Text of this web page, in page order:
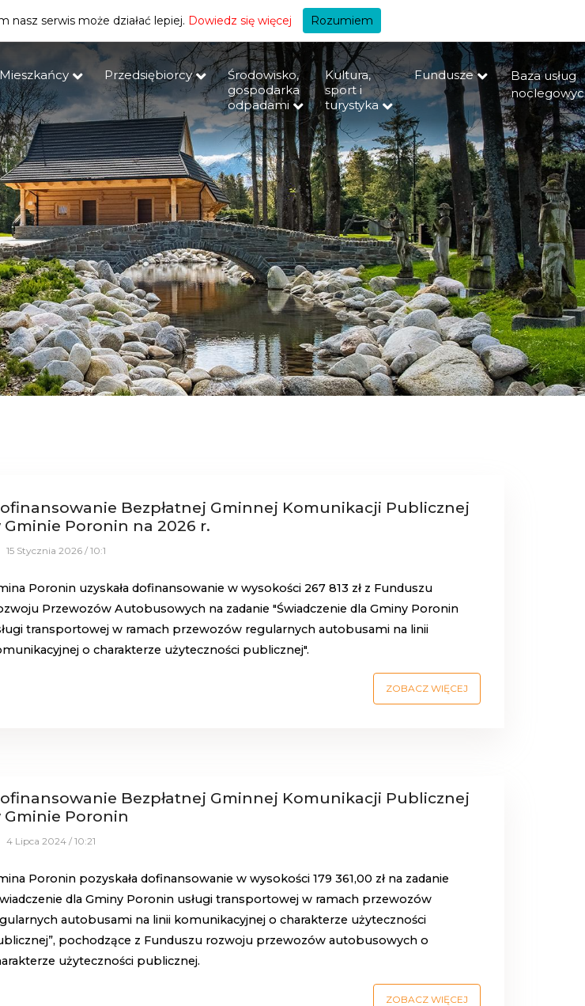
+A
Mieszkańcy Przedsiębiorcy
Środowisko,
gospodarka
odpadami
Kultura,
sport i
turystyka
Fundusze
Baza usług
Bezpłatnej Gminnej Komunikacji Publicznej
Gminie Poronin na 2026 r.
15 Stycznia 2026 / 10:1
Poronin uzyskała dofinansowanie w wysokości 267 813 zł z Funduszu
Przewozów Autobusowych na zadanie "Świadczenie dla Gminy Poronin
transportowej w ramach przewozów regularnych autobusami na linii
o charakterze użyteczności publicznej".
ZOBACZ WIĘCEJ
Bezpłatnej Gminnej Komunikacji Publicznej
Gminie Poronin
4 Lipca 2024 / 10:21
Poronin pozyskała dofinansowanie w wysokości 179 361,00 zł na zadanie
dla Gminy Poronin usługi transportowej w ramach przewozów
autobusami na linii komunikacyjnej o charakterze użyteczności
pochodzące z Funduszu rozwoju przewozów autobusowych o
użyteczności publicznej.
ZOBACZ WIĘCEJ
nasz serwis może działać lepiej. Dowiedz się więcej Rozumiem